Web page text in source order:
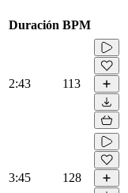
Duración BPM
2:43 113
3:45 128